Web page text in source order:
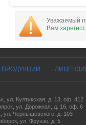
Уважаемый
Вам
ПРОДУКЦИИ
ул. Култукская, д. 13 , оф. 412
ул. Дорожная, д. 16, оф. 6
ул. Чернышевского, д. 103
ул. Фрунзе, д. 5